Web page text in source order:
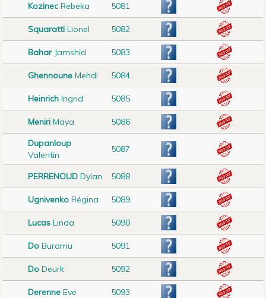
KozinecRebeka 5081
Squaratti Lionel 5082
BaharJamshid 5083
Ghennoune Mehdi 5084
Heinrich Ingrid 5085
Meniri Maya
5086
Dupanloup
Valentin
5087
PERRENOUD Dylan 5088
Ugnivenko Régina 5089
Lucas Linda 5090
Do Buramu 5091
Do Deurk 5092
Derenne Eve 5093